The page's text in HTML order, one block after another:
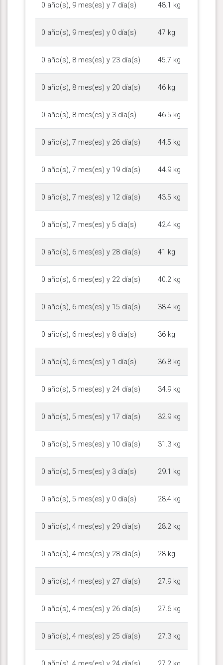
0 año(s), 9 mes(es) y 7 día(s) 48.1 kg
0 año(s), 9 mes(es) y 0 día(s) 47 kg
0 año(s), 8 mes(es) y 23 día(s) 45.7 kg
0 año(s), 8 mes(es) y 20 día(s) 46 kg
0 año(s), 8 mes(es) y 3 día(s) 46.5 kg
0 año(s), 7 mes(es) y 26 día(s) 44.5 kg
0 año(s), 7 mes(es) y 19 día(s) 44.9 kg
0 año(s), 7 mes(es) y 12 día(s) 43.5 kg
0 año(s), 7 mes(es) y 5 día(s) 42.4 kg
0 año(s), 6 mes(es) y 28 día(s) 41 kg
0 año(s), 6 mes(es) y 22 día(s) 40.2 kg
0 año(s), 6 mes(es) y 15 día(s) 38.4 kg
0 año(s), 6 mes(es) y 8 día(s) 36 kg
0 año(s), 6 mes(es) y 1 día(s) 36.8 kg
0 año(s), 5 mes(es) y 24 día(s) 34.9 kg
0 año(s), 5 mes(es) y 17 día(s) 32.9 kg
0 año(s), 5 mes(es) y 10 día(s) 31.3 kg
0 año(s), 5 mes(es) y 3 día(s) 29.1 kg
0 año(s), 5 mes(es) y 0 día(s) 28.4 kg
0 año(s), 4 mes(es) y 29 día(s) 28.2 kg
0 año(s), 4 mes(es) y 28 día(s) 28 kg
0 año(s), 4 mes(es) y 27 día(s) 27.9 kg
0 año(s), 4 mes(es) y 26 día(s) 27.6 kg
0 año(s), 4 mes(es) y 25 día(s) 27.3 kg